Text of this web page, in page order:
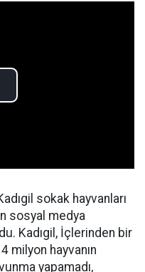
sokak hayvanları
sosyal medya
Kadıgil, İçlerinden bir
milyon hayvanın
yapamadı,